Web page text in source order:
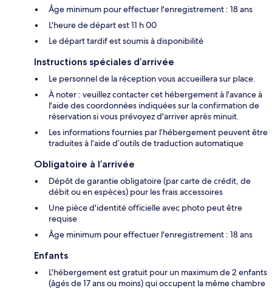
Âge minimum pour effectuer l'enregistrement : 18 ans
L'heure de départ est 11 h 00
Le départ tardif est soumis à disponibilité
Instructions spéciales d’arrivée
Le personnel de la réception vous accueillera sur place.
À noter : veuillez contacter cet hébergement à l'avance à
l'aide des coordonnées indiquées sur la confirmation de
réservation si vous prévoyez d'arriver après minuit.
Les informations fournies par l’hébergement peuvent être
traduites à l’aide d’outils de traduction automatique
Obligatoire à l’arrivée
Dépôt de garantie obligatoire (par carte de crédit, de
débit ou en espèces) pour les frais accessoires
Une pièce d'identité officielle avec photo peut être
requise
Âge minimum pour effectuer l'enregistrement : 18 ans
Enfants
L'hébergement est gratuit pour un maximum de 2 enfants
(âgés de 17 ans ou moins) qui occupent la même chambre